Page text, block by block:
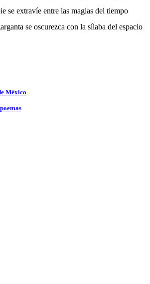
se extravíe entre las magias del tiempo
se oscurezca con la sílaba del espacio
México